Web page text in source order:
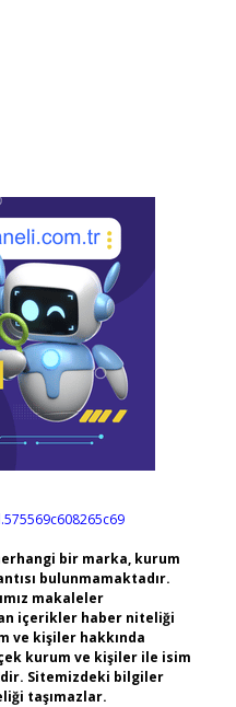
bir marka, kurum
bulunmamaktadır.
makaleler
içerikler haber niteliği
ve kişiler hakkında
kurum ve kişiler ile isim
Sitemizdeki bilgiler
taşımazlar.